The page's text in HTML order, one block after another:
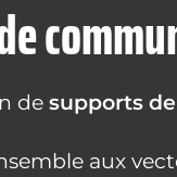
de supports
aux